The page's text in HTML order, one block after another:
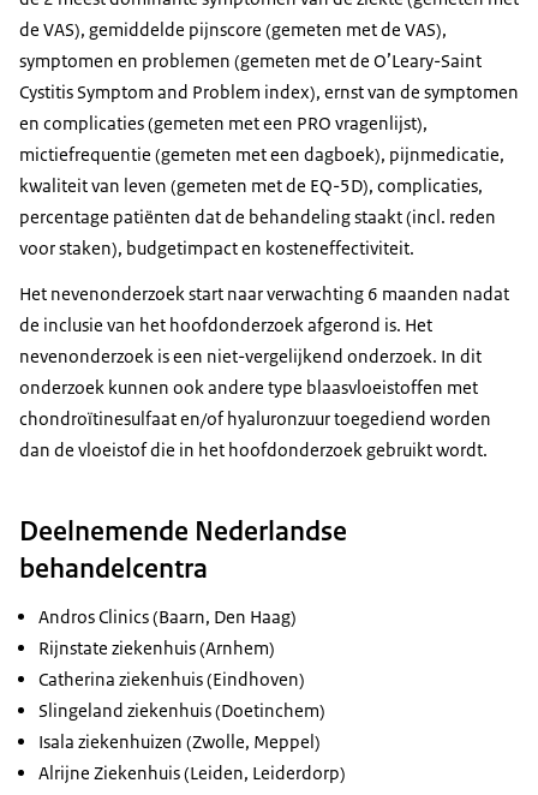
de VAS), gemiddelde pijnscore (gemeten met de VAS),
symptomen en problemen (gemeten met de O’Leary-Saint
Cystitis Symptom and Problem index), ernst van de symptomen
en complicaties (gemeten met een PRO vragenlijst),
mictiefrequentie (gemeten met een dagboek), pijnmedicatie,
kwaliteit van leven (gemeten met de EQ-5D), complicaties,
percentage patiënten dat de behandeling staakt (incl. reden
voor staken), budgetimpact en kosteneffectiviteit.
Het nevenonderzoek start naar verwachting 6 maanden nadat
de inclusie van het hoofdonderzoek afgerond is. Het
nevenonderzoek is een niet-vergelijkend onderzoek. In dit
onderzoek kunnen ook andere type blaasvloeistoffen met
chondroïtinesulfaat en/of hyaluronzuur toegediend worden
dan de vloeistof die in het hoofdonderzoek gebruikt wordt.
Deelnemende Nederlandse
behandelcentra
AndrosClinics(Baarn, Den Haag)
Rijnstate ziekenhuis (Arnhem)
Catherina ziekenhuis (Eindhoven)
Slingeland ziekenhuis (Doetinchem)
Isala ziekenhuizen (Zwolle, Meppel)
Alrijne Ziekenhuis (Leiden, Leiderdorp)